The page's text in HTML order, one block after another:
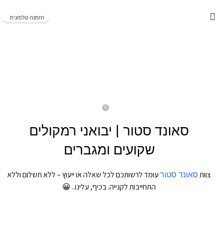
הזמנה טלפונית
0
סאונד סטור | יבואני רמקולים
שקועים ומגברים
צוות סאונד סטור עומד לרשותכם לכל שאלה או ייעוץ – ללא תשלום וללא
התחייבות לקנייה. בכיף, עלינו.. 😀